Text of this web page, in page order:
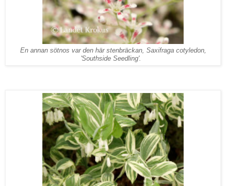
En annan sötnos var den här stenbräckan, Saxifraga cotyledon,
'Southside Seedling'.